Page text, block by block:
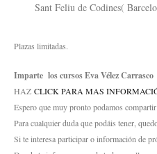
Sant Feliu de Codines(
Plazas limitadas.
Imparte los cursos Eva Vélez Carrasco
HAZ CLICK PARA MAS
Espero que muy pronto podamos
Para cualquier duda que podáis tener,
Si te interesa participar o información de